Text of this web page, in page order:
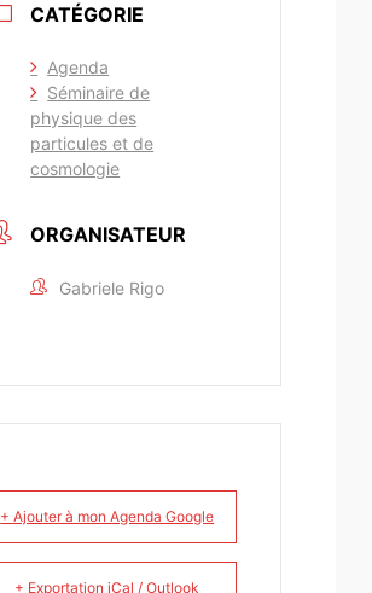
CATÉGORIE
Agenda
Séminaire de
physique des
particules et de
cosmologie
ORGANISATEUR
Gabriele Rigo
+ Ajouter à mon Agenda Google
+ Exportation iCal / Outlook